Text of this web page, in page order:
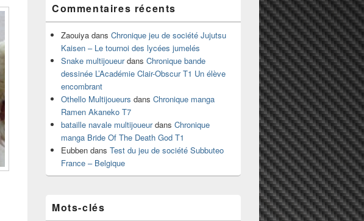
Commentaires récents
Zaouiya dans Chronique jeu de société Jujutsu
Kaisen – Le tournoi des lycées jumelés
Snake multijoueurdans Chronique bande
dessinée L’Académie Clair-Obscur T1 Un élève
encombrant
Othello Multijoueurs dans Chronique manga
Ramen Akaneko T7
bataille navale multijoueurdans Chronique
manga Bride Of The Death God T1
Eubben dans Test du jeu de société Subbuteo
France – Belgique
Mots-clés